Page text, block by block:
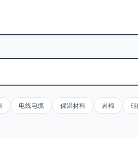
电线电缆 保温材料 岩棉